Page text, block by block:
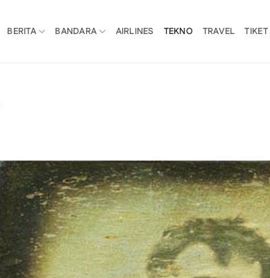
BERITA BANDARA AIRLINES TEKNO TRAVEL TIKET